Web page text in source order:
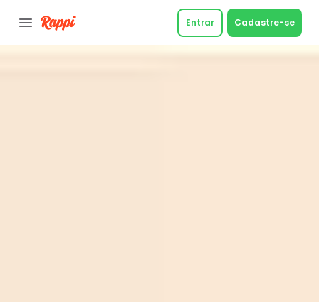
Entrar Cadastre-se